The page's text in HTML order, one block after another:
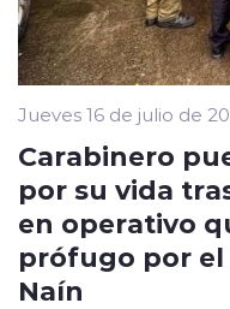
Jueves 16 de julio de
Carabinero
por su vida
en operativo
prófugo por el
Naín